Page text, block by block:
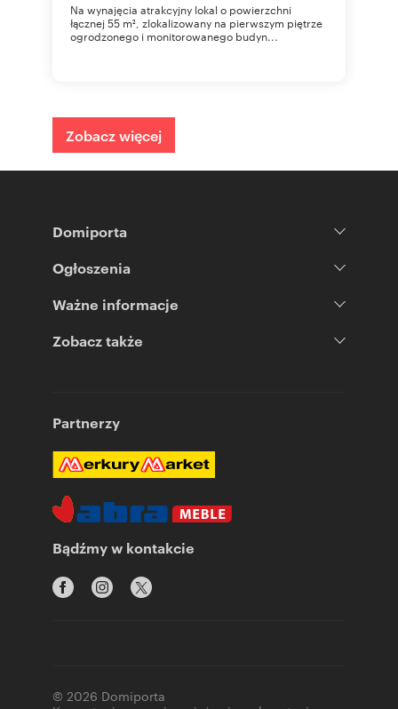
Na wynajęcia atrakcyjny lokal o powierzchni
łącznej 55 m², zlokalizowany na pierwszym piętrze
ogrodzonego i monitorowanego budyn...
Zobacz więcej
Domiporta
Ogłoszenia
Ważne informacje
Zobacz także
Partnerzy
Bądźmy w kontakcie
© 2026 Domiporta